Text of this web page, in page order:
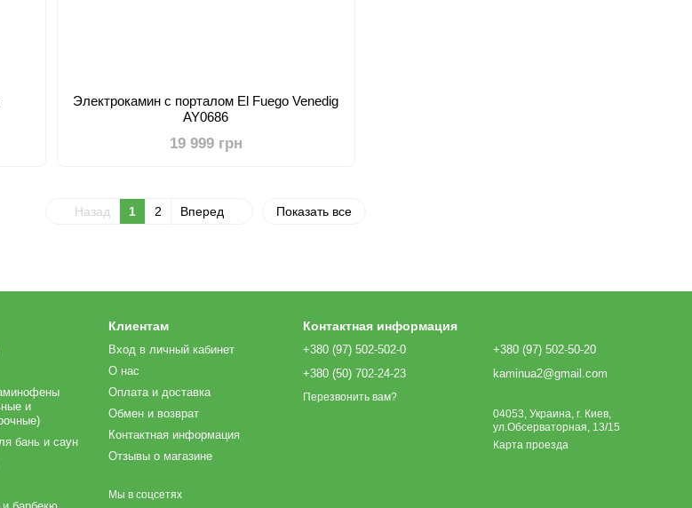
Электрокамин с порталом El Fuego Venedig
AY0686
19 999 грн
Назад 1 2 Вперед Показать все
и
бань и саун
Клиентам
Вход в личный кабинет
О нас
Оплата и доставка
Обмен и возврат
Контактная информация
Отзывы о магазине
Мы в соцсетях
Контактная информация
+380 (97) 502-502-0
+380 (50) 702-24-23
Перезвонить вам?
+380 (97) 502-50-20
kaminua2@gmail.com
04053, Украина, г. Киев,
ул.Обсерваторная, 13/15
Карта проезда